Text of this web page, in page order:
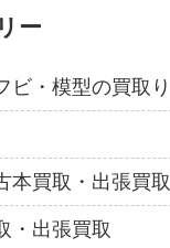
ー
ビ・模型の買取り
本買取・出張買取
・出張買取